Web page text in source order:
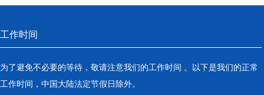
工作时间
为了避免不必要的等待，敬请注意我们的工作时间 。以下是我们的正常
工作时间，中国大陆法定节假日除外。